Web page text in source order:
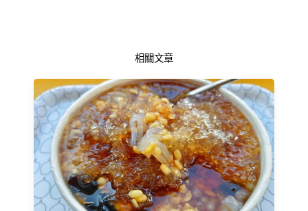
相關文章